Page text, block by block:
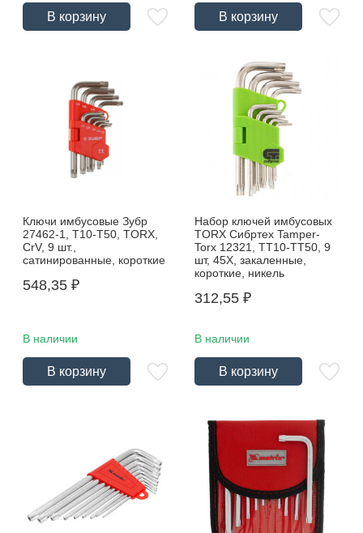
В корзину В корзину
Ключи имбусовые Зубр
27462-1, Т10-Т50, TORX,
CrV, 9 шт.,
сатинированные, короткие
548,35 ₽
В наличии
В корзину
Набор ключей имбусовых
TORX Сибртех Tamper-
Torx 12321, ТТ10-ТТ50, 9
шт, 45Х, закаленные,
короткие, никель
312,55 ₽
В наличии
В корзину